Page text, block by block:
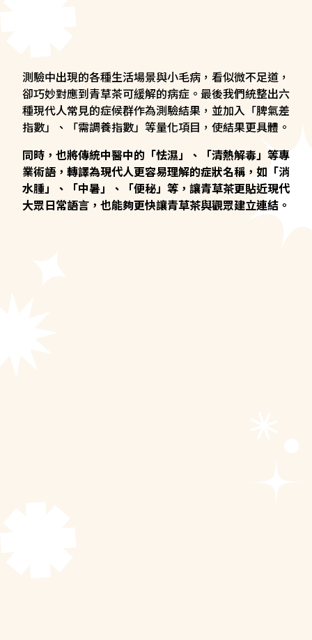
測驗中出現的各種生活場景與小毛病，看似微不足道，
卻巧妙對應到青草茶可緩解的病症。最後我們統整出六
種現代人常見的症候群作為測驗結果，並加入「脾氣差
指數」、「需調養指數」等量化項目，使結果更具體。
同時，也將傳統中醫中的「怯濕」、「清熱解毒」等專
業術語，轉譯為現代人更容易理解的症狀名稱，如「消
水腫」、「中暑」、「便秘」等，讓青草茶更貼近現代
大眾日常語言，也能夠更快讓青草茶與觀眾建立連結。